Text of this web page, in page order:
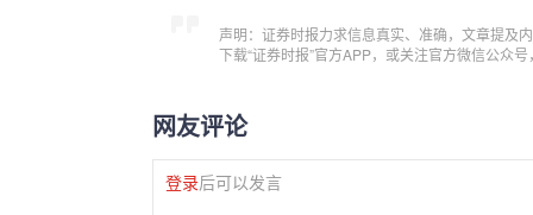
声明：证券时报力求信息真实、准确，文章提及
下载“证券时报”官方APP，或关注官方微信公众
网友评论
登录后可以发言